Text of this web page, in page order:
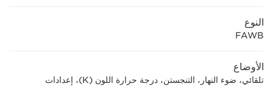
النوع
FAWB
الأوضاع
تلقائي، ضوء النهار، التنجستن، درجة حرارة اللون (K)، إعدادات